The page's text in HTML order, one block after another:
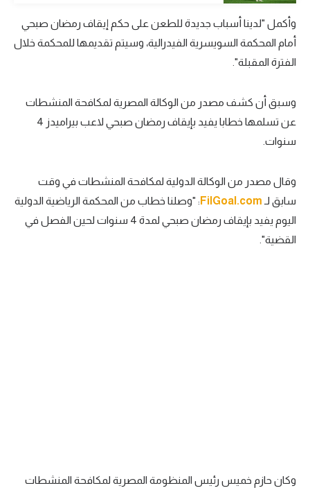
أمريكا
ركن الألعاب
أقسام خاصة
Gamers
تحقيق في الجول
تقرير في الجول
تحليل في الجول
وأكمل "لدينا أسباب جديدة للطعن على حكم إيقاف رمضان صبحي
أمام المحكمة السويسرية الفيدرالية، وسيتم تقديمها للمحكمة خلال
الفترة المقبلة".
وسبق أن كشف مصدر من الوكالة المصرية لمكافحة المنشطات
عن تسلمها خطابا يفيد بإيقاف رمضان صبحي لاعب بيراميدز 4
سنوات.
وقال مصدر من الوكالة الدولية لمكافحة المنشطات في وقت
سابق لـ FilGoal.com
: "وصلنا خطاب من المحكمة الرياضية الدولية
اليوم يفيد بإيقاف رمضان صبحي لمدة 4 سنوات لحين الفصل في
القضية".
وكان حازم خميس رئيس المنظومة المصرية لمكافحة المنشطات